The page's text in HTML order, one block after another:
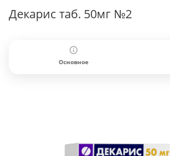
Декарис таб. 50мг №2
Основное